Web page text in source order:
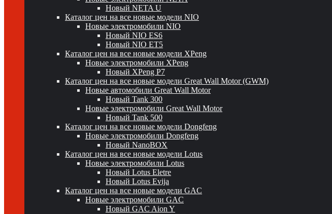
Новый NETA U
Каталог цен на все новые модели NIO
Новые электромобили NIO
Новый NIO ES6
Новый NIO ET5
Каталог цен на все новые модели XPeng
Новые электромобили XPeng
Новый XPeng P7
Каталог цен на все новые модели Great Wall Motor (GWM)
Новые автомобили Great Wall Motor
Новый Tank 300
Новые электромобили Great Wall Motor
Новый Tank 500
Каталог цен на все новые модели Dongfeng
Новые электромобили Dongfeng
Новый NanoBOX
Каталог цен на все новые модели Lotus
Новые электромобили Lotus
Новый Lotus Eletre
Новый Lotus Evija
Каталог цен на все новые модели GAC
Новые электромобили GAC
Новый GAC Aion Y